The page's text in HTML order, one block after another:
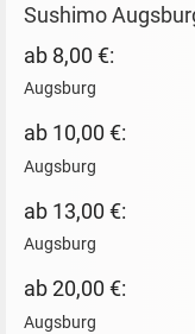
Sushimo
ab 8,00 €:
Augsburg
ab 10,00 €:
Augsburg
ab 13,00 €:
Augsburg
ab 20,00 €:
Augsburg